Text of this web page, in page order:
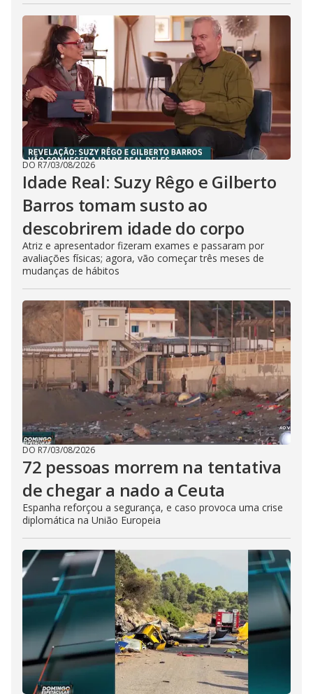
DO R7/03/08/2026
Idade Real: Suzy Rêgo e Gilberto
Barros tomam susto ao
descobrirem idade do corpo
Atriz e apresentador fizeram exames e passaram por
avaliações físicas; agora, vão começar três meses de
mudanças de hábitos
DO R7/03/08/2026
72 pessoas morrem na tentativa
de chegar a nado a Ceuta
Espanha reforçou a segurança, e caso provoca uma crise
diplomática na União Europeia